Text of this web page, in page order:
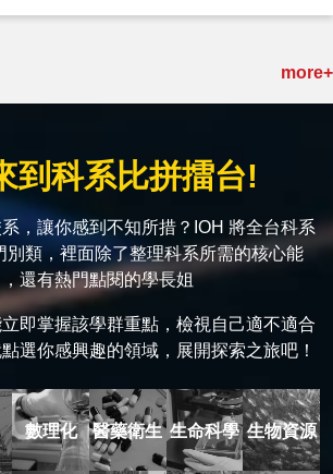
more+
到科系比拼擂台!
，讓你感到不知所措？IOH 將全台科系
別類，裡面除了整理科系所需的核心能
，還有熱門點閱的學長姐
即掌握該學群重點，檢視自己適不適合
選你感興趣的領域，展開探索之旅吧！
數理化 醫藥衛生 生命科學 生物資源